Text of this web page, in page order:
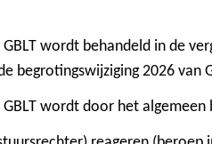
wordt behandeld in de
begrotingswijziging 2026 van
wordt door het algemeen